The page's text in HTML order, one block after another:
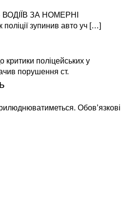
ЗА НОМЕРНІ
зупинив авто уч […]
поліцейських у
порушення ст.
Обов’язкові